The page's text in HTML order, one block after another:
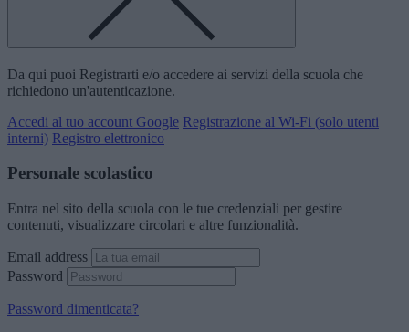
Da qui puoi Registrarti e/o accedere ai servizi della scuola che
richiedono un'autenticazione.
Accedi al tuo account Google Registrazione al Wi-Fi (solo utenti
interni) Registro elettronico
Personale scolastico
Entra nel sito della scuola con le tue credenziali per gestire
contenuti, visualizzare circolari e altre funzionalità.
Email address
Password
Password dimenticata?